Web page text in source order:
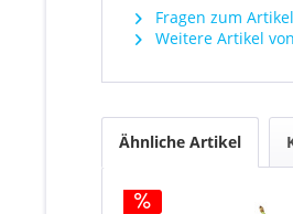
Fragen zum
Weitere Artikel
Ähnliche Artikel